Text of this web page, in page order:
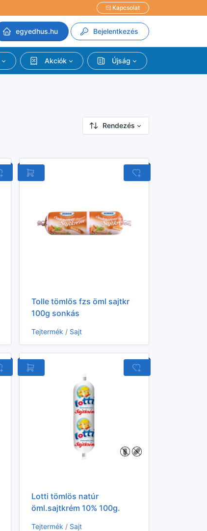
Kapcsolat
egyedhus.hu Bejelentkezés
Akciók Újság
Rendezés
Tolle tömlős fzs öml sajtkr
100g sonkás
Tejtermék / Sajt
Lotti tömlös natúr
öml.sajtkrém 10% 100g.
Tejtermék / Sajt